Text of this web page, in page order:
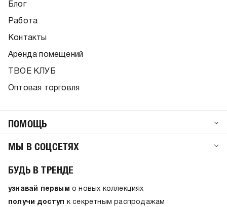
Блог
Работа
Контакты
Аренда помещений
ТВОЕ КЛУБ
Оптовая торговля
ПОМОЩЬ
МЫ В СОЦСЕТЯХ
БУДЬ В ТРЕНДЕ
узнавай первым о новых коллекциях
получи доступ к секретным распродажам